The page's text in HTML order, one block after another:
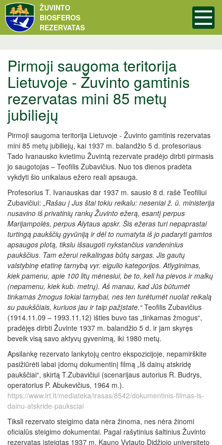
ŽUVINTO
BIOSFEROS
REZERVATAS
Pirmoji saugoma teritorija
Lietuvoje - Žuvinto gamtinis
rezervatas mini 85 metų
jubiliejų
Pirmoji saugoma teritorija Lietuvoje - Žuvinto gamtinis rezervatas
mini 85 metų jubiliejų, kai 1937 m. balandžio 5 d. profesoriaus
Tado Ivanausko kvietimu Žuvintą rezervate pradėjo dirbti pirmasis
jo saugotojas – Teofilis Zubavičius. Nuo tos dienos pradėta
vykdyti šio unikalaus ežero reali apsauga.
Profesorius T. Ivanauskas dar 1937 m. sausio 8 d. rašė Teofiliui
Zubavičiui: „Rašau į Jus štai tokiu reikalu: neseniai ž. ū. ministerija
nusavino iš privatinių rankų Žuvinto ežerą, esantį perpus
Marijampolės, perpus Alytaus apskr. Šis ežeras turi nepaprastai
turtingą paukščių gyvūniją ir dėl to numatyta iš jo padaryti gamtos
apsaugos plotą, tikslu išsaugoti nykstančius vandeninius
paukščius. Tam ežerui reikalingas būtų sargas. Jis gautų
valstybinę etatinę tarnybą vyr. eigulio kategorijos. Atlyginimas,
kiek pamenu, apie 100 litų mėnesiui, be to, keli ha pievos ir malkų
(nepamenu, kiek kub. metrų). Aš manau, kad Jūs būtumėt
tinkamas žmogus tokiai tarnybai, nes ten turėtumėt nuolat reikalą
su paukščiais, kuriuos jau ir taip pažįstate.“Teofilis Zubavičius
(1914.11.09 – 1993.11.12) išties buvo tas „tinkamas žmogus“,
pradėjęs dirbti Žuvinte 1937 m. balandžio 5 d. ir jam skyręs
beveik visą savo aktyvų gyvenimą, iki 1980 metų.
Apsilankę rezervato lankytojų centro ekspozicijoje, nepamirškite
pasižiūrėti labai įdomų dokumentinį filmą „Iš dainų atskridę
paukščiai“, skirtą T.Zubavičiui (scenarijaus autorius R. Budrys,
operatorius P. Abukevičius, 1964 m.).
https://www.lrt.lt/mediateka/irasas/8542/dokumentinis-filmas-is-
dainu-atskride-pauksciai
Tiksli rezervato steigimo data nėra žinoma, nes nėra žinomi
oficialūs steigimo dokumentai. Pagal rašytinius šaltinius Žuvinto
rezervatas įsteigtas 1937 m. Kauno Vytauto Didžiojo universiteto